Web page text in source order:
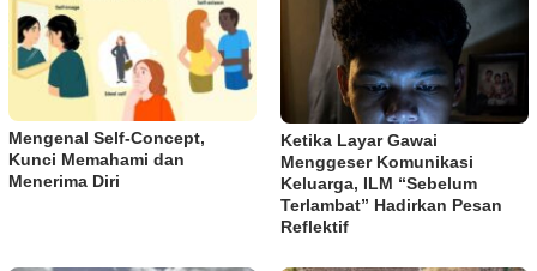
Mengenal Self-Concept,
Kunci Memahami dan
Menerima Diri
Ketika Layar Gawai
Menggeser Komunikasi
Keluarga, ILM “Sebelum
Terlambat” Hadirkan Pesan
Reflektif